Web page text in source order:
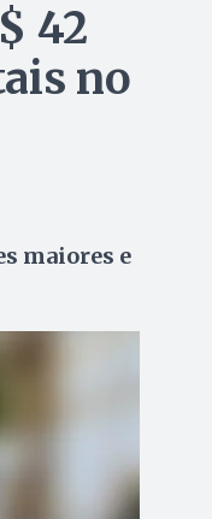
42
no
maiores e